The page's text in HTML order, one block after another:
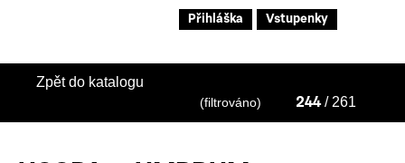
Přihláška Vstupenky
Zpět do katalogu
(filtrováno) 244/ 261